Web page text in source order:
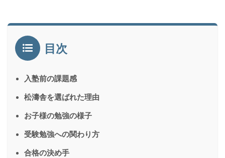
目次
入塾前の課題感
松濤舎を選ばれた理由
お子様の勉強の様子
受験勉強への関わり方
合格の決め手